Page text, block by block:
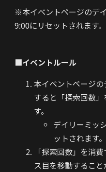
※本イベントページのデ
9:00にリセットされます。
■イベントルール
本イベントページ
すると「探索回数
す。
デイリーミッ
ットされます。
「探索回数」を消
ス目を移動すること